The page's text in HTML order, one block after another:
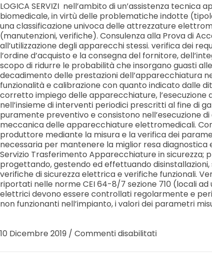
LOGICA SERVIZI nell’ambito di un’assistenza
biomedicale, in virtù delle problematiche indotte
una classificazione univoca delle attrezzature
(manutenzioni, verifiche). Consulenza alla Prova di
all’utilizzazione degli apparecchi stessi. verifica dei
l’ordine d’acquisto e la consegna del fornitore,
scopo di ridurre le probabilità che insorgano guasti
decadimento delle prestazioni dell’apparecchiatura
funzionalità e calibrazione con quanto indicato dalle
corretto impiego delle apparecchiature, l’esecuzione
nell’insieme di interventi periodici prescritti al fine di
puramente preventivo e consistono nell’esecuzione
meccanica delle apparecchiature elettromedicali.
produttore mediante la misura e la verifica dei
necessaria per mantenere la miglior resa
Servizio Trasferimento Apparecchiature in
progettando, gestendo ed effettuando
verifiche di sicurezza elettrica e verifiche funzionali.
riportati nelle norme CEI 64-8/7 sezione 710 (locali
elettrici devono essere controllati regolarmente e
non funzionanti nell’impianto, i valori dei parametri
10 Dicembre 2019 / Commenti disabilitati